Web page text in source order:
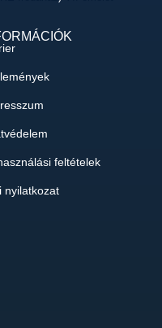
feltételek
nyilatkozat